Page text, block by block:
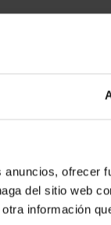
ofrecer
del sitio web
información